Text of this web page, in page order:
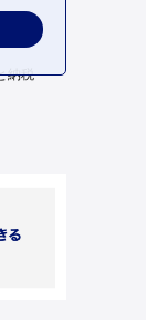
納税